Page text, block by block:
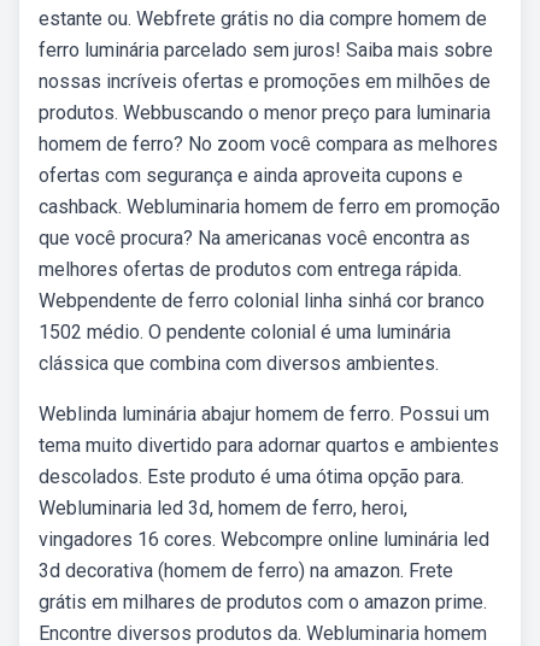
estante ou. Webfrete grátis no dia compre homem de
ferro luminária parcelado sem juros! Saiba mais sobre
nossas incríveis ofertas e promoções em milhões de
produtos. Webbuscando o menor preço para luminaria
homem de ferro? No zoom você compara as melhores
ofertas com segurança e ainda aproveita cupons e
cashback. Webluminaria homem de ferro em promoção
que você procura? Na americanas você encontra as
melhores ofertas de produtos com entrega rápida.
Webpendente de ferro colonial linha sinhá cor branco
1502 médio. O pendente colonial é uma luminária
clássica que combina com diversos ambientes.
Weblinda luminária abajur homem de ferro. Possui um
tema muito divertido para adornar quartos e ambientes
descolados. Este produto é uma ótima opção para.
Webluminaria led 3d, homem de ferro, heroi,
vingadores 16 cores. Webcompre online luminária led
3d decorativa (homem de ferro) na amazon. Frete
grátis em milhares de produtos com o amazon prime.
Encontre diversos produtos da. Webluminaria homem